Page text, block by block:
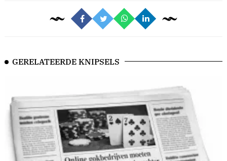
GERELATEERDE KNIPSELS